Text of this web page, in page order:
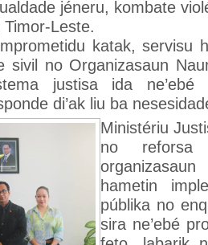
jéneru, kombate
Leste.
katak, servisu
sivil no Organizasaun
justisa ida ne’ebé
di’ak liu ba
Ministériu
no reforsa
hametin
públika no
sira ne’ebé